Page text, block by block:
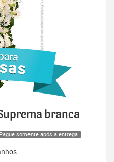
branca
Pague somente após a entrega